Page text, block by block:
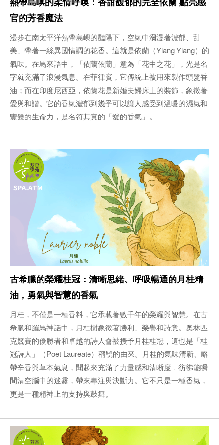
官的芳香魔法
漫步在南太平洋熱帶島嶼的豔陽下，空氣中瀰漫著濃郁、甜
美、帶著一絲異國情調的花香。這就是依蘭（Ylang Ylang）的
氣味。在馬來語中，「依蘭依蘭」意為「花中之花」，光是名
字就充滿了浪漫氣息。在菲律賓，它傳統上被用來製作頭髮香
油；而在印度尼西亞，依蘭花是新婚夫婦床上的裝飾，象徵著
愛與和諧。它的香氣濃郁到幾乎可以讓人感受到溫暖的濕氣和
豐饒的生命力，是名符其實的「愛的香氣」。
古希臘的榮耀桂冠：清晰思緒、呼吸暢通的月桂精
油，勇氣與智慧的香氣
月桂，不僅是一種香料，它承載著數千年的榮耀與智慧。在古
希臘和羅馬神話中，月桂樹象徵著勝利、榮譽和詩意。奧林匹
克競賽的優勝者和卓越的詩人會被授予月桂桂冠，這也是「桂
冠詩人」（Poet Laureate）稱號的由來。月桂的氣味清新、略
帶辛香與草本氣息，聞起來充滿了力量感和清晰度，彷彿能瞬
間清空腦中的迷霧，帶來專注與決斷力。它不只是一種香氣，
更是一種精神上的支持與鼓舞。